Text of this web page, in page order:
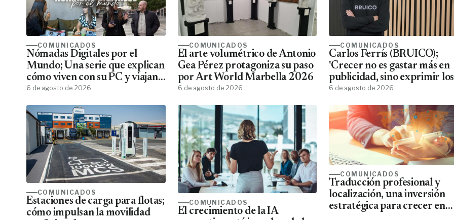
COMUNICADOS
Nómadas Digitales por el
Mundo; Una serie que explican
cómo viven con su PC y viajan
por el mundo
6 de agosto de 2026
COMUNICADOS
El arte volumétrico de Antonio
Gea Pérez protagoniza su paso
por Art World Marbella 2026
6 de agosto de 2026
COMUNICADOS
Carlos Ferrís (BRUICO);
'Crecer no es gastar más en
publicidad, sino exprimir los
datos que ya tienes'
6 de agosto de 2026
COMUNICADOS
Estaciones de carga para flotas;
cómo impulsan la movilidad
COMUNICADOS
El crecimiento de la IA
COMUNICADOS
Traducción profesional y
localización, una inversión
estratégica para crecer en